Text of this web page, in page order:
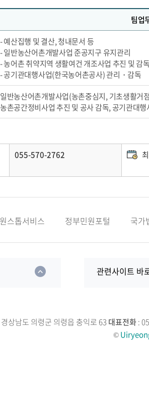
팀업
- 예산집행 및 결산, 청내문서 등
- 일반농산어촌개발사업 준공지구 유지관리
- 농어촌 취약지역 생활여건 개조사업 추진 및 감독
- 공기관대행사업(한국농어촌공사) 관리・감독
일반농산어촌개발사업(농촌중심지, 기초생활거
농촌공간정비사업 추진 및 공사 감독, 공기관대
055-570-2762
스톱서비스 정부민원포털 국가
관련사이트 바
상남도 의령군 의령읍 충익로 63 대표전화:
©